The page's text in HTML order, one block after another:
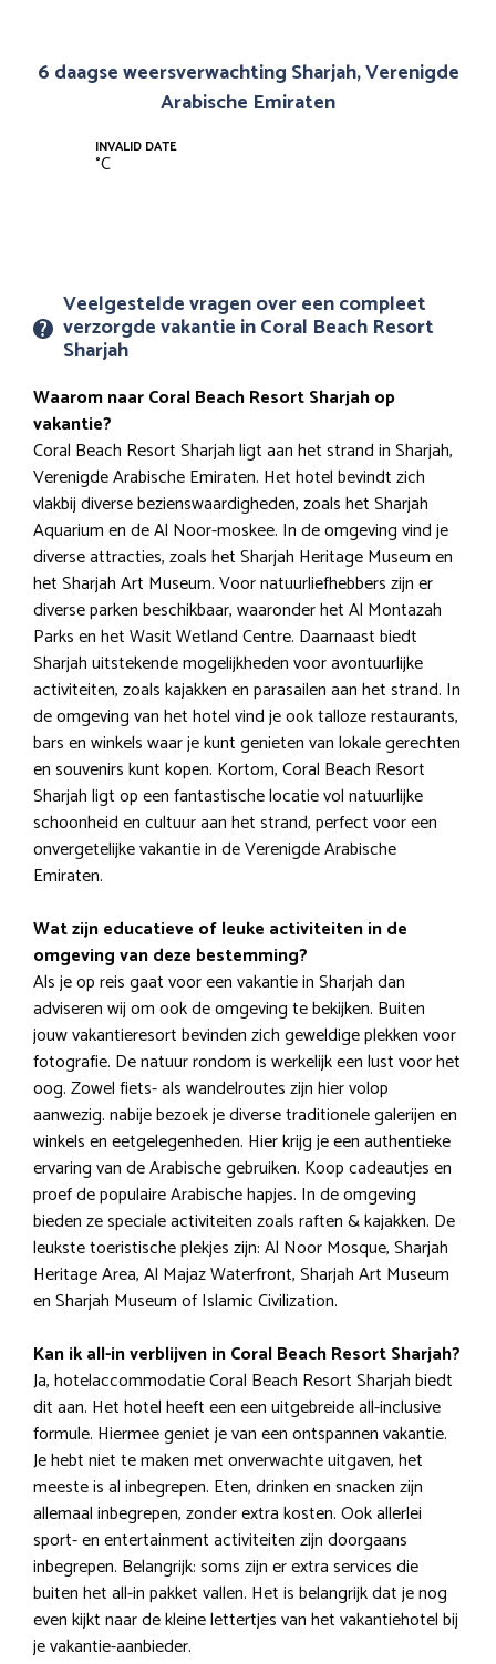
6 daagse weersverwachting Sharjah, Verenigde
Arabische Emiraten
INVALID DATE
°C
Veelgestelde vragen over een compleet
verzorgde vakantie in Coral Beach Resort
Sharjah
Waarom naar Coral Beach Resort Sharjah op
vakantie?
Coral Beach Resort Sharjah ligt aan het strand in Sharjah,
Verenigde Arabische Emiraten. Het hotel bevindt zich
vlakbij diverse bezienswaardigheden, zoals het Sharjah
Aquarium en de Al Noor-moskee. In de omgeving vind je
diverse attracties, zoals het Sharjah Heritage Museum en
het Sharjah Art Museum. Voor natuurliefhebbers zijn er
diverse parken beschikbaar, waaronder het Al Montazah
Parks en het Wasit Wetland Centre. Daarnaast biedt
Sharjah uitstekende mogelijkheden voor avontuurlijke
activiteiten, zoals kajakken en parasailen aan het strand. In
de omgeving van het hotel vind je ook talloze restaurants,
bars en winkels waar je kunt genieten van lokale gerechten
en souvenirs kunt kopen. Kortom, Coral Beach Resort
Sharjah ligt op een fantastische locatie vol natuurlijke
schoonheid en cultuur aan het strand, perfect voor een
onvergetelijke vakantie in de Verenigde Arabische
Emiraten.
Wat zijn educatieve of leuke activiteiten in de
omgeving van deze bestemming?
Als je op reis gaat voor een vakantie in Sharjah dan
adviseren wij om ook de omgeving te bekijken. Buiten
jouw vakantieresort bevinden zich geweldige plekken voor
fotografie. De natuur rondom is werkelijk een lust voor het
oog. Zowel fiets- als wandelroutes zijn hier volop
aanwezig. nabije bezoek je diverse traditionele galerijen en
winkels en eetgelegenheden. Hier krijg je een authentieke
ervaring van de Arabische gebruiken. Koop cadeautjes en
proef de populaire Arabische hapjes. In de omgeving
bieden ze speciale activiteiten zoals raften & kajakken. De
leukste toeristische plekjes zijn: Al Noor Mosque, Sharjah
Heritage Area, Al Majaz Waterfront, Sharjah Art Museum
en Sharjah Museum of Islamic Civilization.
Kan ik all-in verblijven in Coral Beach Resort Sharjah?
Ja, hotelaccommodatie Coral Beach Resort Sharjah biedt
dit aan. Het hotel heeft een een uitgebreide all-inclusive
formule. Hiermee geniet je van een ontspannen vakantie.
Je hebt niet te maken met onverwachte uitgaven, het
meeste is al inbegrepen. Eten, drinken en snacken zijn
allemaal inbegrepen, zonder extra kosten. Ook allerlei
sport- en entertainment activiteiten zijn doorgaans
inbegrepen. Belangrijk: soms zijn er extra services die
buiten het all-in pakket vallen. Het is belangrijk dat je nog
even kijkt naar de kleine lettertjes van het vakantiehotel bij
je vakantie-aanbieder.